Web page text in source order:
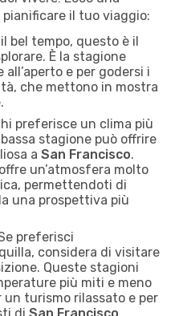
il tuo viaggio:
bel tempo, questo è il
È la stagione
e per godersi i
che mettono in mostra
preferisce un clima più
stagione può offrire
a San Francisco.
un’atmosfera molto
permettendoti di
una prospettiva più
preferisci
considera di visitare
Queste stagioni
più miti e meno
turismo rilassato e per